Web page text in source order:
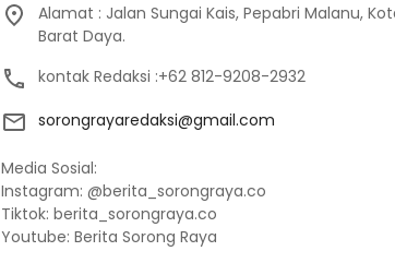
Alamat : Jalan Sungai Kais, Pepabri Malanu,
Barat Daya.
kontak Redaksi :+62 812-9208-2932
sorongrayaredaksi@gmail.com
Media Sosial:
Instagram: @berita_sorongraya.co
Tiktok: berita_sorongraya.co
Youtube: Berita Sorong Raya